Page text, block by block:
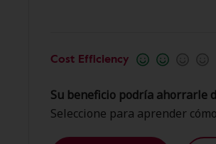
Cost Efficiency
Su beneficio podría ahorrarle
Seleccione para aprender